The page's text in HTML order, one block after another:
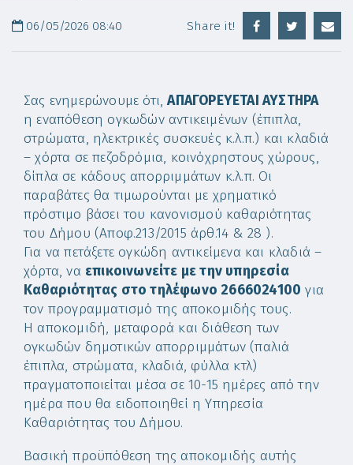
06/05/2026 08:40 Share it!
Σας ενημερώνουμε ότι,ΑΠΑΓΟΡΕΥΕΤΑΙ ΑΥΣΤΗΡΑ
η εναπόθεση ογκωδών αντικειμένων (έπιπλα,
στρώματα, ηλεκτρικές συσκευές κ.λ.π.) και κλαδιά
– χόρτα σε πεζοδρόμια, κοινόχρηστους χώρους,
δίπλα σε κάδους απορριμμάτων κ.λ.π. Οι
παραβάτες θα τιμωρούνται με χρηματικό
πρόστιμο βάσει του κανονισμού καθαριότητας
του Δήμου (Αποφ.213/2015 άρθ.14 & 28 ).
Για να πετάξετε ογκώδη αντικείμενα και κλαδιά –
χόρτα, να επικοινωνείτε με την υπηρεσία
Καθαριότητας στο τηλέφωνο 2666024100 για
τον προγραμματισμό της αποκομιδής τους.
Η αποκομιδή, μεταφορά και διάθεση των
ογκωδών δημοτικών απορριμμάτων (παλιά
έπιπλα, στρώματα, κλαδιά, φύλλα κτλ)
πραγματοποιείται μέσα σε 10-15 ημέρες από την
ημέρα που θα ειδοποιηθεί η Υπηρεσία
Καθαριότητας του Δήμου.
Βασική προϋπόθεση της αποκομιδής αυτής